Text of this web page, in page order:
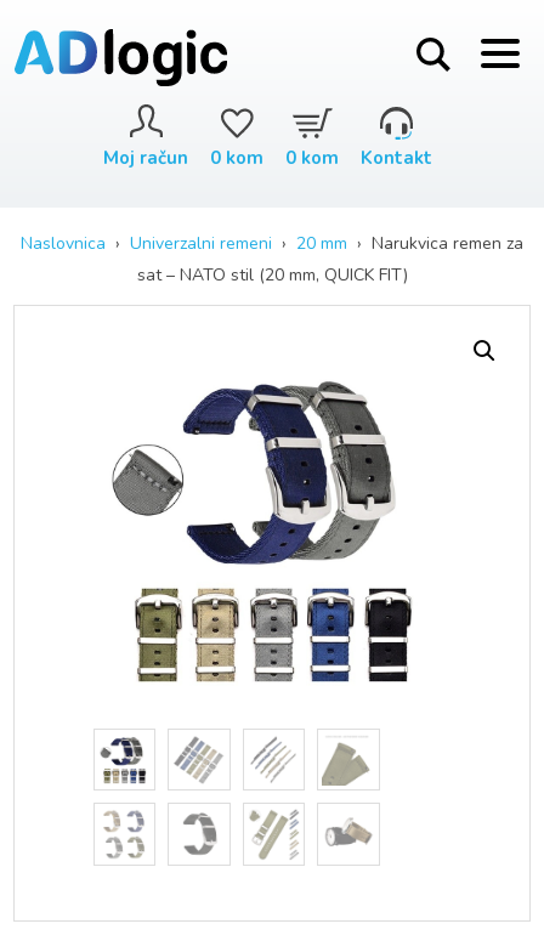
Moj račun 0 kom 0 kom Kontakt
Naslovnica › Univerzalni remeni › 20 mm › Narukvica remen za
sat – NATO stil (20 mm, QUICK FIT)